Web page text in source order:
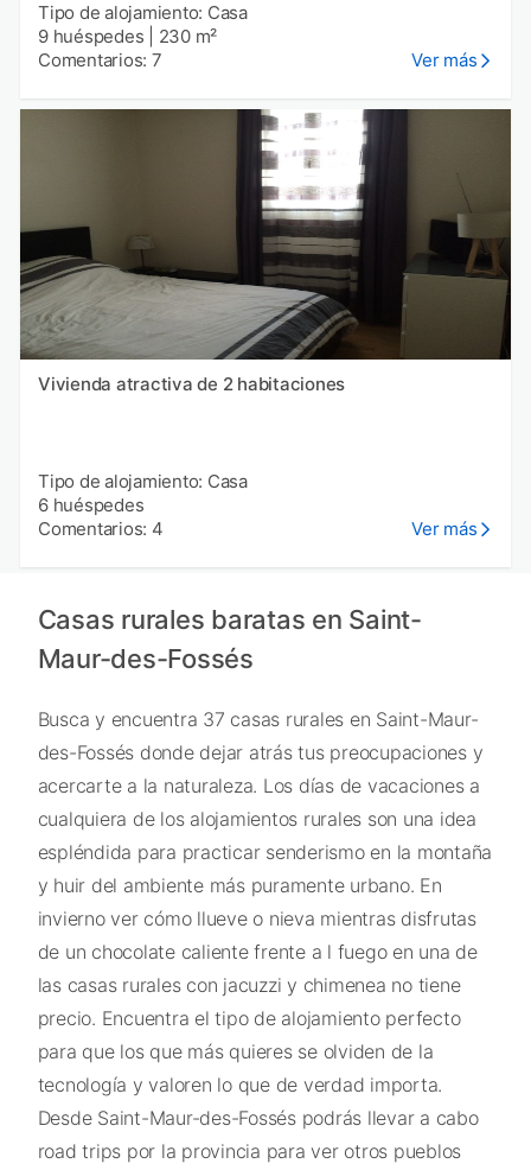
Tipo de alojamiento: Casa
9 huéspedes
230 m²
Comentarios: 7
Ver más
Vivienda atractiva de 2 habitaciones
Tipo de alojamiento: Casa
6 huéspedes
Comentarios: 4
Ver más
Casas rurales baratas en Saint-
Maur-des-Fossés
Busca y encuentra 37 casas rurales en Saint-Maur-
des-Fossés donde dejar atrás tus preocupaciones y
acercarte a la naturaleza. Los días de vacaciones a
cualquiera de los alojamientos rurales son una idea
espléndida para practicar senderismo en la montaña
y huir del ambiente más puramente urbano. En
invierno ver cómo llueve o nieva mientras disfrutas
de un chocolate caliente frente a l fuego en una de
las casas rurales con jacuzzi y chimenea no tiene
precio. Encuentra el tipo de alojamiento perfecto
para que los que más quieres se olviden de la
tecnología y valoren lo que de verdad importa.
Desde Saint-Maur-des-Fossés podrás llevar a cabo
road trips por la provincia para ver otros pueblos